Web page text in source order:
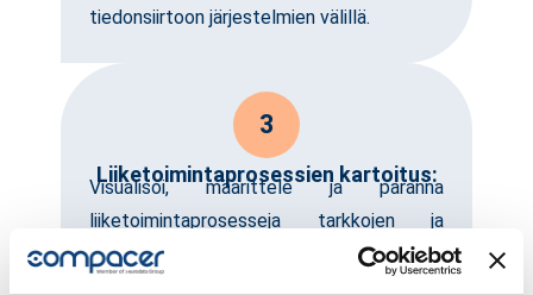
tiedonsiirtoon järjestelmien välillä.
3
Liiketoimintaprosessien kartoitus:
Visualisoi, määrittele ja paranna
liiketoimintaprosesseja tarkkojen ja
mukautettavien kartoitustyökalujen avulla.